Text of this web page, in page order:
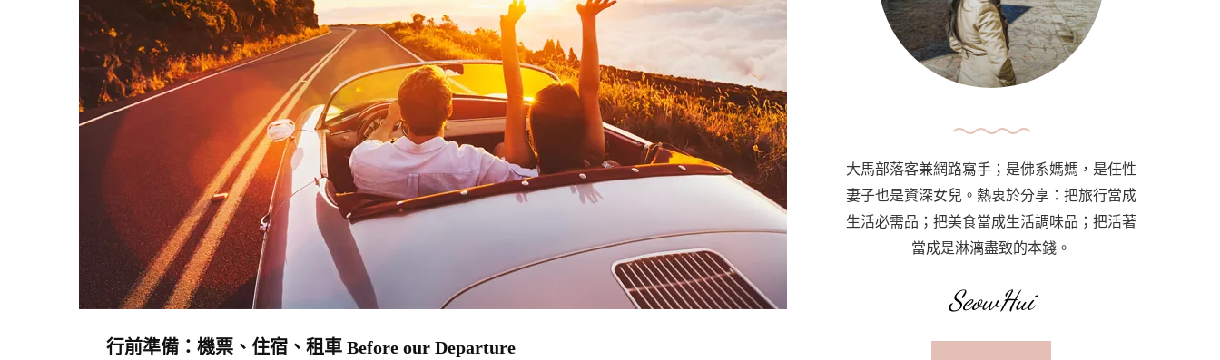
行前準備：機票、住宿、租車 Before our Departure
大馬部落客兼網路寫手；是佛系媽媽，是任性
妻子也是資深女兒。熱衷於分享：把旅行當成
生活必需品；把美食當成生活調味品；把活著
當成是淋漓盡致的本錢。
SeowHui